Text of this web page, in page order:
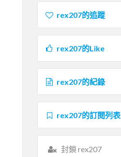
rex207的追蹤
rex207的Like
rex207的紀錄
rex207的訂閱列表
封鎖 rex207